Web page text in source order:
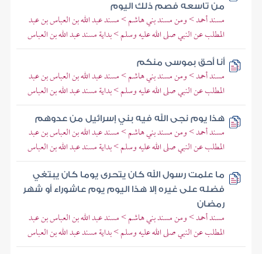
من تاسعه فصم ذلك اليوم
مسند أحمد > ومن مسند بني هاشم > مسند عبد الله بن العباس بن عبد
المطلب عن النبي صلى الله عليه وسلم > بداية مسند عبد الله بن العباس
أنا أحق بموسى منكم
مسند أحمد > ومن مسند بني هاشم > مسند عبد الله بن العباس بن عبد
المطلب عن النبي صلى الله عليه وسلم > بداية مسند عبد الله بن العباس
هذا يوم نجى الله فيه بني إسرائيل من عدوهم
مسند أحمد > ومن مسند بني هاشم > مسند عبد الله بن العباس بن عبد
المطلب عن النبي صلى الله عليه وسلم > بداية مسند عبد الله بن العباس
ما علمت رسول الله كان يتحرى يوما كان يبتغي
فضله على غيره إلا هذا اليوم يوم عاشوراء أو شهر
رمضان
مسند أحمد > ومن مسند بني هاشم > مسند عبد الله بن العباس بن عبد
المطلب عن النبي صلى الله عليه وسلم > بداية مسند عبد الله بن العباس